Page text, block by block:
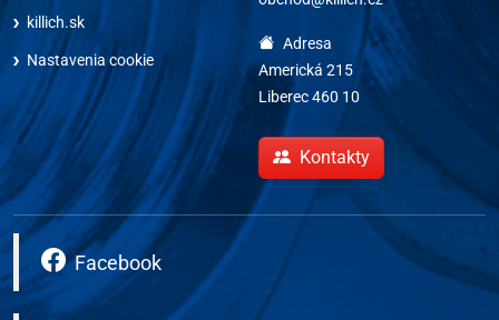
killich.sk
Nastavenia cookie
Adresa
Americká 215
Liberec 460 10
Kontakty
Facebook